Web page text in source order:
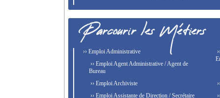
›› Emploi Administrative
›› Emploi Agent Administrative / Agent de
Bureau
›› Emploi Archiviste
›› Emploi Assistante de Direction / Secrétaire